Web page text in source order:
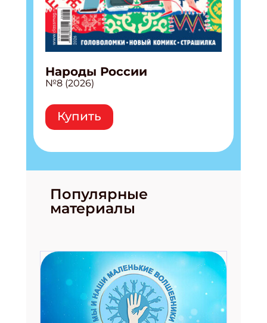
Народы России
№8 (2026)
Купить
Популярные
материалы